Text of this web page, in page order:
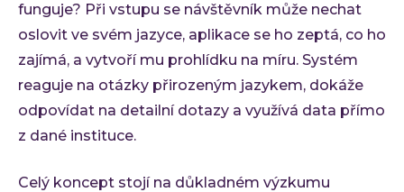
funguje? Při vstupu se návštěvník může nechat
oslovit ve svém jazyce, aplikace se ho zeptá, co ho
zajímá, a vytvoří mu prohlídku na míru. Systém
reaguje na otázky přirozeným jazykem, dokáže
odpovídat na detailní dotazy a využívá data přímo
z dané instituce.
Celý koncept stojí na důkladném výzkumu